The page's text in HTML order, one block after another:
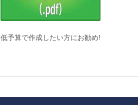
低予算で作成したい方にお勧め!